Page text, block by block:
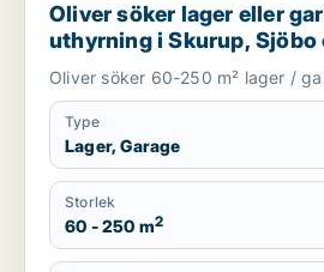
Oliver söker lager eller
uthyrning i Skurup, Sjöbo
Oliver söker 60-250 m² lager /
Type
Lager, Garage
Storlek
60 - 250 m2